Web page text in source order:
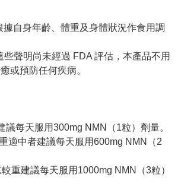
自身年齡、體重及身體狀況作食用調
些聲明尚未經過 FDA 評估，本產品不用
或預防任何疾病。
議每天服用300mg NMN（1粒）劑量。
適中者建議每天服用600mg NMN（2
重建議每天服用1000mg NMN（3粒）